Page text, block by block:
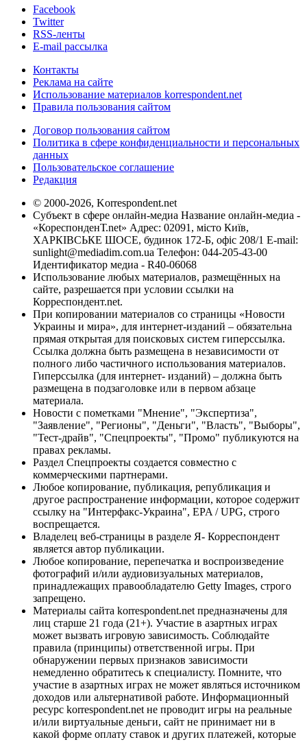
Facebook
Twitter
RSS-ленты
E-mail рассылка
Контакты
Реклама на сайте
Использование материалов korrespondent.net
Правила пользования сайтом
Договор пользования сайтом
Политика в сфере конфиденциальности и персональных
данных
Пользовательское соглашение
Редакция
© 2000-2026, Korrespondent.net
Субъект в сфере онлайн-медиа Название онлайн-медиа -
«КореспонденТ.net» Адрес: 02091, місто Київ,
ХАРКІВСЬКЕ ШОСЕ, будинок 172-Б, офіс 208/1 E-mail:
sunlight@mediadim.com.ua Телефон: 044-205-43-00
Идентификатор медиа - R40-06068
Использование любых материалов, размещённых на
сайте, разрешается при условии ссылки на
Корреспондент.net.
При копировании материалов со страницы «Новости
Украины и мира», для интернет-изданий – обязательна
прямая открытая для поисковых систем гиперссылка.
Ссылка должна быть размещена в независимости от
полного либо частичного использования материалов.
Гиперссылка (для интернет- изданий) – должна быть
размещена в подзаголовке или в первом абзаце
материала.
Новости с пометками "Мнение", "Экспертиза",
"Заявление", "Регионы", "Деньги", "Власть", "Выборы",
"Тест-драйв", "Спецпроекты", "Промо" публикуются на
правах рекламы.
Раздел Спецпроекты создается совместно с
коммерческими партнерами.
Любое копирование, публикация, републикация и
другое распространение информации, которое содержит
ссылку на "Интерфакс-Украина", EPA / UPG, строго
воспрещается.
Владелец веб-страницы в разделе Я- Корреспондент
является автор публикации.
Любое копирование, перепечатка и воспроизведение
фотографий и/или аудиовизуальных материалов,
принадлежащих правообладателю Getty Images, строго
запрещено.
Материалы сайта korrespondent.net предназначены для
лиц старше 21 года (21+). Участие в азартных играх
может вызвать игровую зависимость. Соблюдайте
правила (принципы) ответственной игры. При
обнаружении первых признаков зависимости
немедленно обратитесь к специалисту. Помните, что
участие в азартных играх не может являться источником
доходов или альтернативой работе. Информационный
ресурс korrespondent.net не проводит игры на реальные
и/или виртуальные деньги, сайт не принимает ни в
какой форме оплату ставок и других платежей, которые